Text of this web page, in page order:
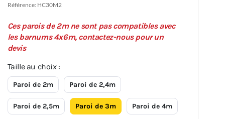
Référence: HC30M2
Ces parois de 2m ne sont pas compatibles avec
les barnums 4x6m, contactez-nous pour un
devis
Taille au choix :
Paroi de 2m Paroi de 2,4m
Paroi de 2,5m Paroi de 3m Paroi de 4m